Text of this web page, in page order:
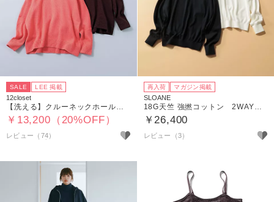
SALE LEE 掲載
12closet
￥13,200（20%OFF）
レビュー（74）
再入荷 マガジン掲載
SLOANE
￥26,400
レビュー（3）